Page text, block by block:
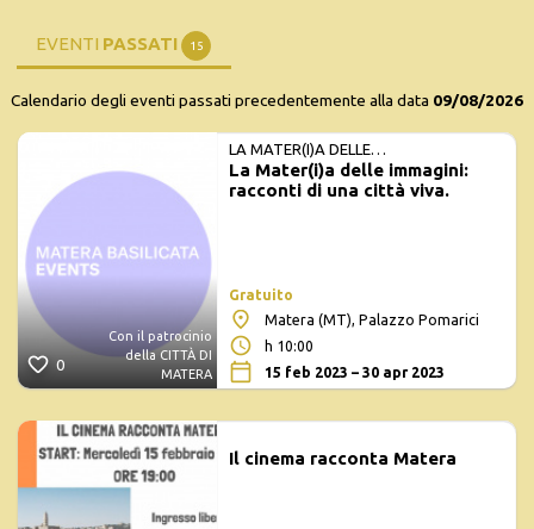
EVENTI PASSATI 15
Calendario degli eventi passati precedentemente alla data 09/08/2026
0
Con il patrocinio
della CITTÀ DI
MATERA
LA MATER(I)A DELLE
IMMAGINI:RACCONTI DI UNA CITTÀ
VIVA
La Mater(i)a delle immagini:
racconti di una città viva.
Gratuito
Matera (MT), Palazzo Pomarici
h 10:00
15 feb 2023 – 30 apr 2023
Il cinema racconta Matera